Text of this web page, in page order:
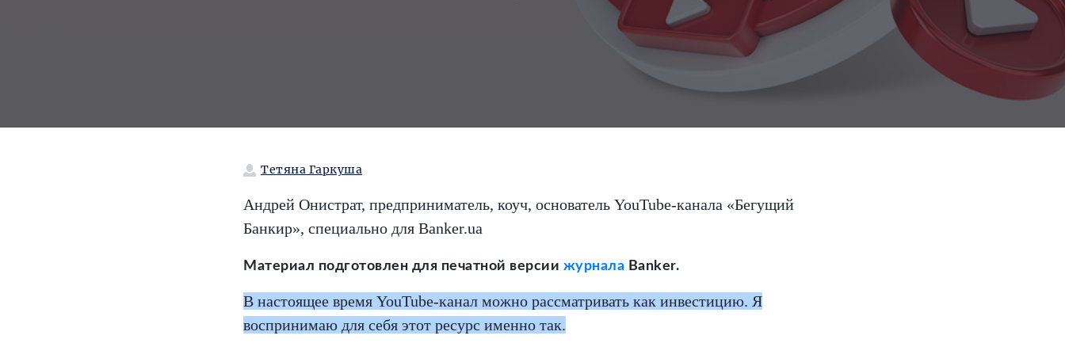
Тетяна Гаркуша
Андрей Онистрат, предприниматель, коуч, основатель YouTube-канала «Бегущий
Банкир», специально для Banker.ua
Материал подготовлен для печатной версии журнала Banker.
В настоящее время YouTube-канал можно рассматривать как инвестицию. Я
воспринимаю для себя этот ресурс именно так.